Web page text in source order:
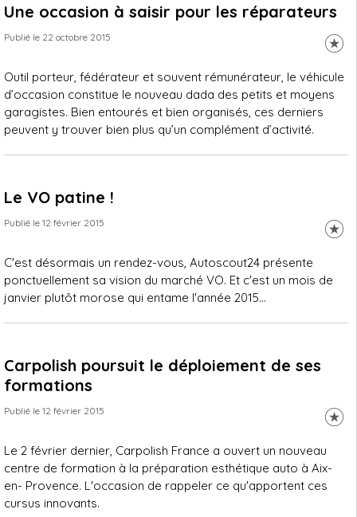
Une occasion à saisir pour les réparateurs
Publié le 22 octobre 2015
Outil porteur, fédérateur et souvent rémunérateur, le véhicule
d’occasion constitue le nouveau dada des petits et moyens
garagistes. Bien entourés et bien organisés, ces derniers
peuvent y trouver bien plus qu’un complément d’activité.
Le VO patine !
Publié le 12 février 2015
C'est désormais un rendez-vous, Autoscout24 présente
ponctuellement sa vision du marché VO. Et c'est un mois de
janvier plutôt morose qui entame l'année 2015...
Carpolish poursuit le déploiement de ses
formations
Publié le 12 février 2015
Le 2 février dernier, Carpolish France a ouvert un nouveau
centre de formation à la préparation esthétique auto à Aix-
en- Provence. L'occasion de rappeler ce qu'apportent ces
cursus innovants.